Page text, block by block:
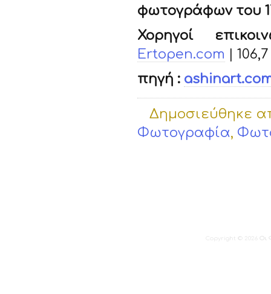
φωτογράφων του
Χορηγοί
Ertopen.com |
πηγή :
Δημοσιεύθηκε
Φωτογραφία,
Copyright © 2026 Οι